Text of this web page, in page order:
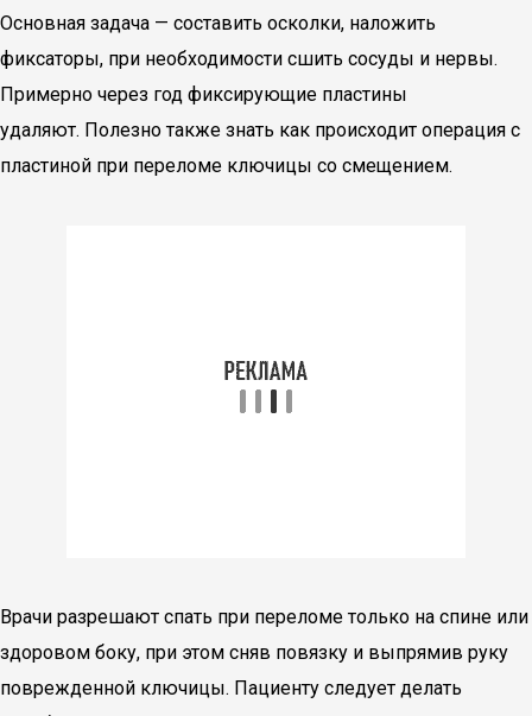
Основная задача — составить осколки, наложить
фиксаторы, при необходимости сшить сосуды и нервы.
Примерно через год фиксирующие пластины
удаляют. Полезно также знать как происходит операция с
пластиной при переломе ключицы со смещением.
Врачи разрешают спать при переломе только на спине или
здоровом боку, при этом сняв повязку и выпрямив руку
поврежденной ключицы. Пациенту следует делать